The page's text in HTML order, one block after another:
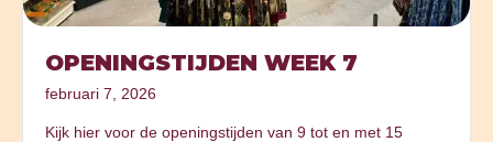
OPENINGSTIJDEN WEEK 7
februari 7, 2026
Kijk hier voor de openingstijden van 9 tot en met 15